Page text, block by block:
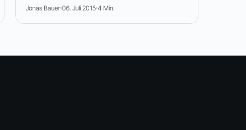
Jonas Bauer 06. Juli 2015 4 Min.